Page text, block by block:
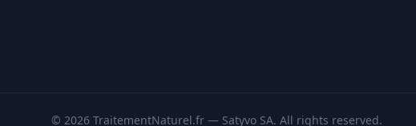
© 2026 TraitementNaturel.fr — Satyvo SA. All rights reserved.